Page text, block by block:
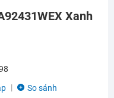
Xanh
So sánh